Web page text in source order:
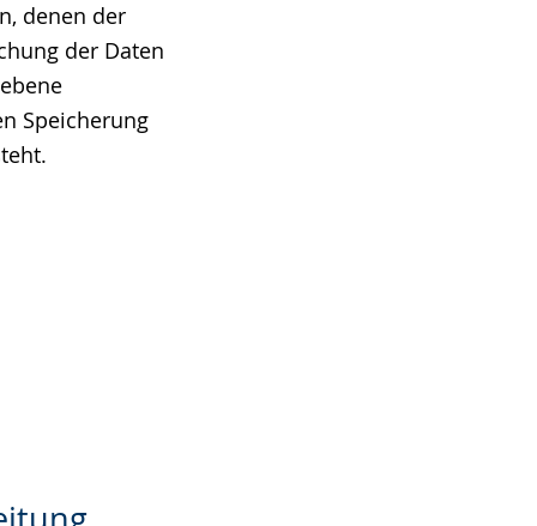
denen der
der Daten
Speicherung